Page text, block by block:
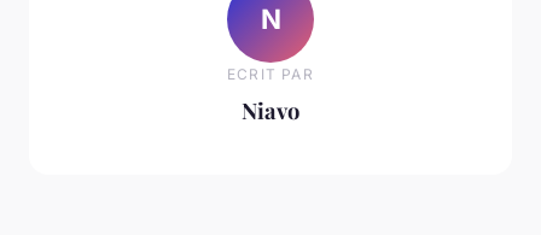
N
ECRIT PAR
Niavo